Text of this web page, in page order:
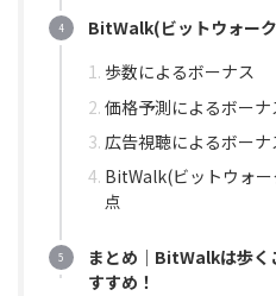
BitWalk(ビットウォー
歩数によるボーナス
価格予測によるボーナ
広告視聴によるボーナ
BitWalk(ビットウォ
点
まとめ｜BitWalkは歩く
すすめ！